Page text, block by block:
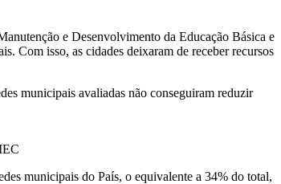
e Desenvolvimento da Educação Básica e
Com isso, as cidades deixaram de receber recursos
municipais avaliadas não conseguiram reduzir
municipais do País, o equivalente a 34% do total,